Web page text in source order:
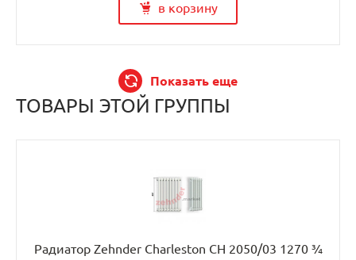
в корзину
Показать еще
ТОВАРЫ ЭТОЙ ГРУППЫ
Радиатор Zehnder Charleston CH 2050/03 1270 ¾